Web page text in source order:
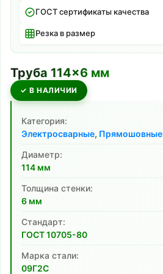
ГОСТ сертификаты качества
Резка в размер
Труба 114×6 мм
✓ В НАЛИЧИИ
Категория:
Электросварные, Прямошовные
Диаметр:
114 мм
Толщина стенки:
6 мм
Cтандарт:
ГОСТ 10705-80
Марка стали:
09Г2С